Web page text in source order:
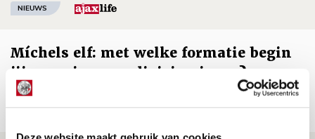
NIEUWS
Míchels elf: met welke formatie begin
jij aan nieuw eredivisieseizoen?
08 AUGUSTUS 2026 - 11:34